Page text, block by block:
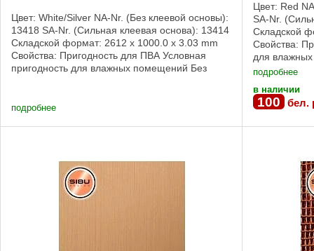
Цвет: White/Silver NA-Nr. (Без клеевой основы):
13418 SA-Nr. (Сильная клеевая основа): 13414
Складской формат: 2612 x 1000.0 x 3.03 mm
Свойства: Пригодность для ПВА Условная
пригодность для влажных помещений Без
подробнее
Цвет: Red
SA-Nr.
Складской
Свойства:
для
Сильная
подробнее
в наличии
100 бел.